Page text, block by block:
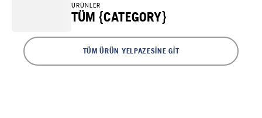
ÜRÜNLER
TÜM {CATEGORY}
TÜM ÜRÜN YELPAZESINE GIT